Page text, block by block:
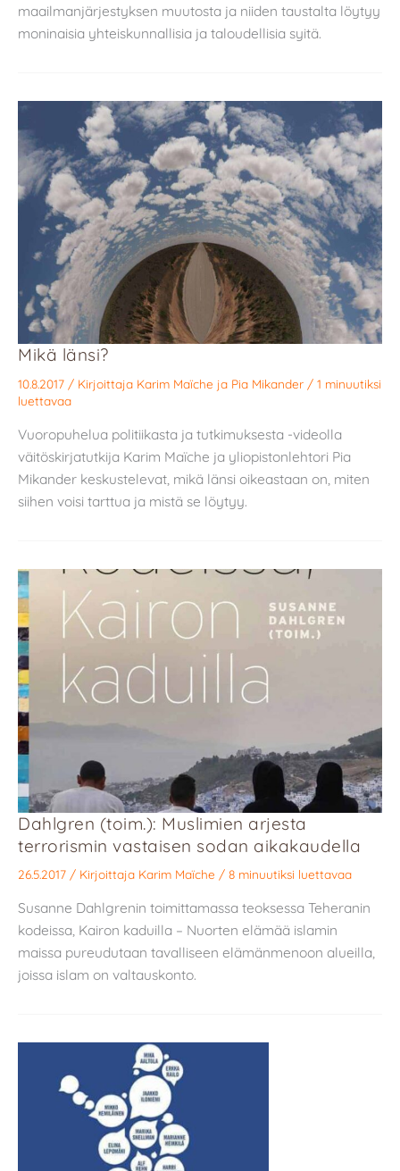
maailmanjärjestyksen muutosta ja niiden taustalta löytyy
moninaisia yhteiskunnallisia ja taloudellisia syitä.
Mikä länsi?
10.8.2017 / Kirjoittaja Karim Maïche ja Pia Mikander / 1 minuutiksi
luettavaa
Vuoropuhelua politiikasta ja tutkimuksesta -videolla
väitöskirjatutkija Karim Maïche ja yliopistonlehtori Pia
Mikander keskustelevat, mikä länsi oikeastaan on, miten
siihen voisi tarttua ja mistä se löytyy.
Dahlgren (toim.): Muslimien arjesta
terrorismin vastaisen sodan aikakaudella
26.5.2017 / Kirjoittaja Karim Maïche / 8 minuutiksi luettavaa
Susanne Dahlgrenin toimittamassa teoksessa Teheranin
kodeissa, Kairon kaduilla – Nuorten elämää islamin
maissa pureudutaan tavalliseen elämänmenoon alueilla,
joissa islam on valtauskonto.